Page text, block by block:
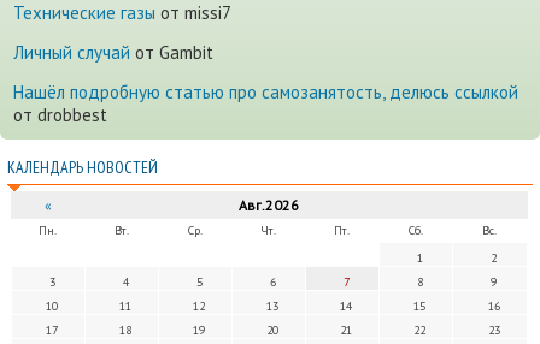
Технические газы от missi7
Личный случай от Gambit
Нашёл подробную статью про самозанятость, делюсь ссылкой
от drobbest
КАЛЕНДАРЬ НОВОСТЕЙ
« Авг.2026
Пн. Вт. Ср. Чт. Пт. Сб.
Вс.
1
2
3
4 5 6 7 8
9
10
11 12 13 14 15
16
17
18 19 20 21 22 23